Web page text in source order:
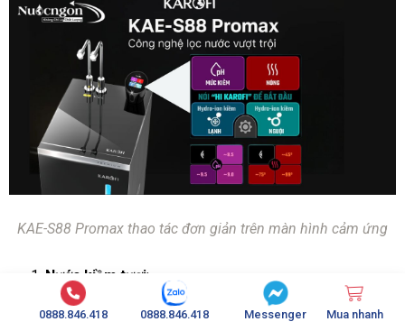
KAE-S88 Promax thao tác đơn giản trên màn hình cảm ứng
Nước kiềm tươi:
8.5 pH
0888.846.418 0888.846.418 Messenger Mua nhanh